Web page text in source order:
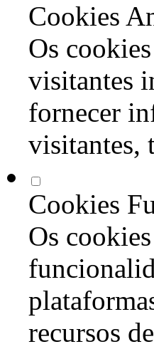
Cookies
Os
visitantes
fornecer
visitantes,
Cookies
Os
recursos